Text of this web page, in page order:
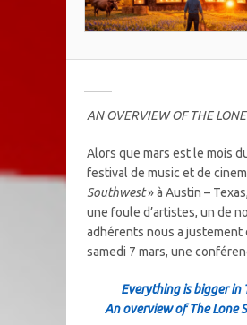
AN OVERVIEW OF THE LONE
Alors que mars est le mois
festival de music et de
Southwest» à Austin –
une foule d’artistes, un de
adhérents nous a justement
samedi 7 mars, une
Everything is bigger in
An overview of The Lone